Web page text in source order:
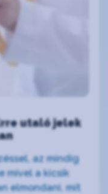
utaló jelek
az mindig
mivel a kicsik
elmondani, mit